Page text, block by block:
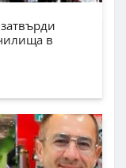
в